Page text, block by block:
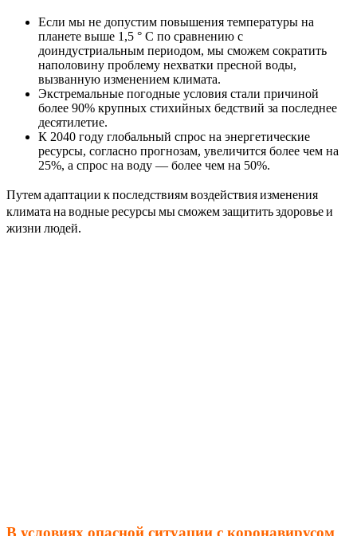
Если мы не допустим повышения температуры на
планете выше 1,5 ° C по сравнению с
доиндустриальным периодом, мы сможем сократить
наполовину проблему нехватки пресной воды,
вызванную изменением климата.
Экстремальные погодные условия стали причиной
более 90% крупных стихийных бедствий за последнее
десятилетие.
К 2040 году глобальный спрос на энергетические
ресурсы, согласно прогнозам, увеличится более чем на
25%, а спрос на воду — более чем на 50%.
Путем адаптации к последствиям воздействия изменения
климата на водные ресурсы мы сможем защитить здоровье и
жизни людей.